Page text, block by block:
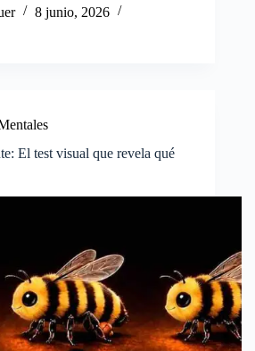
8 junio, 2026
El test visual que revela qué